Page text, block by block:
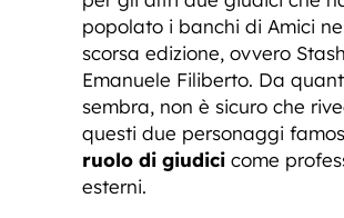
popolato i banchi di Amici
scorsa edizione, ovvero
Emanuele Filiberto. Da
sembra, non è sicuro che
questi due personaggi
ruolo di giudici come
esterni.